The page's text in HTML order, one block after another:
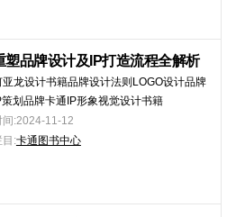
塑品牌设计及IP打造流程全解析
亚龙设计书籍品牌设计法则LOGO设计品牌
策划品牌卡通IP形象视觉设计书籍
间:2024-11-12
目:卡通图书中心